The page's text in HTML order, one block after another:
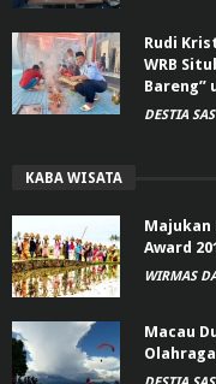
Rudi
WRB
Bareng”
DESTIA
KABA WISATA
Majukan
Award
WIRMAS
Macau